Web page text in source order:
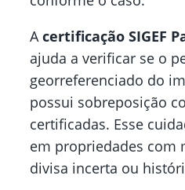
Acertificação SIGEF
ajuda a verificar se o
georreferenciado do
possui sobreposição
certificadas. Esse
em propriedades com
divisa incerta ou